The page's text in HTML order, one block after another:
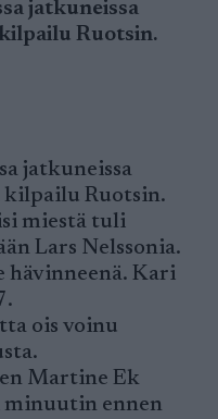
jatkuneissa
Ruotsin.
jatkuneissa
kilpailu Ruotsin.
miestä tuli
Lars Nelssonia.
hävinneenä. Kari
ois voinu
Martine Ek
minuutin ennen